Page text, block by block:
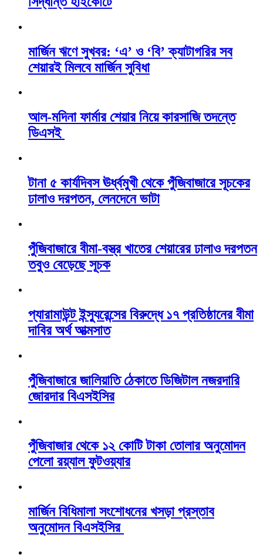
মার্জিন ঋণে সুখবর: ‘এ’ ও ‘বি’ ক্যাটাগরির সব
শেয়ারই মিলবে মার্জিন সুবিধা
আল-মদিনা ফার্মার শেয়ার নিয়ে কারসাজি তদন্তে
ডিএসই
টানা ৫ কার্যদিবস ঊর্ধ্বমুখী থেকে পুঁজিবাজারে সূচকের
ঢালাও দরপতন, লেনদেনে ভাটা
পুঁজিবাজারে বীমা-বস্ত্র খাতের শেয়ারের ঢালাও দরপতন
তবুও বেড়েছে সূচক
প্যারামাউন্ট ইন্স্যুরেন্সের বিরুদ্ধে ১৭ প্রতিষ্ঠানের বীমা
দাবির অর্থ আত্মসাত
পুঁজিবাজারে জালিয়াতি ঠেকাতে ডিজিটাল নজরদারি
জোরদার বিএসইসির
পুঁজিবাজার থেকে ১২ কোটি টাকা তোলার অনুমোদন
পেলো রয়্যাল ফুটওয়্যার
মার্জিন বিধিমালা সংশোধনের খসড়া প্রস্তাব
অনুমোদন বিএসইসির